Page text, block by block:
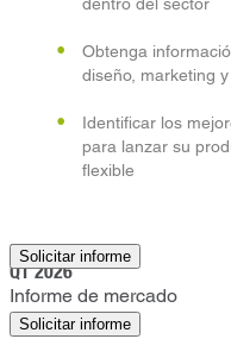
Obtenga
diseño, marketing
Identificar los
para lanzar su
flexible
Solicitar informe
Derby
Q1 2026
Informe de mercado
Solicitar informe